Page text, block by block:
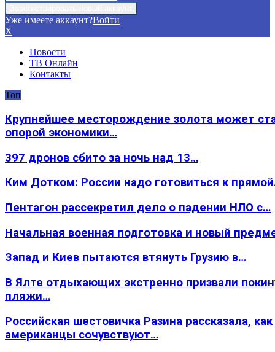
Уже имеете аккаунт?Войти
X
Новости
ТВ Онлайн
Контакты
Топ
Крупнейшее месторождение золота может
опорой экономики…
397 дронов сбито за ночь над 13…
Ким Дотком: России надо готовиться к
Пентагон рассекретил дело о падении НЛО с…
Начальная военная подготовка и новый
Запад и Киев пытаются втянуть Грузию в…
В Ялте отдыхающих экстренно призвали
пляжи…
Российская шестовичка Разина рассказала, как
американцы сочувствуют…